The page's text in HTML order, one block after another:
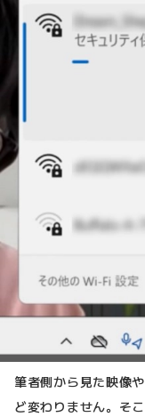
筆者側から見た映像
ど変わりません。そ